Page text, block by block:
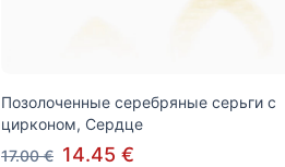
Позолоченные серебряные серьги с
цирконом, Сердце
17.00 € 14.45 €